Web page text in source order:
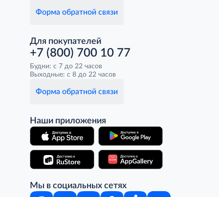
Форма обратной связи
Для покупателей
+7 (800) 700 10 77
Будни: с 7 до 22 часов
Выходные: с 8 до 22 часов
Форма обратной связи
Наши приложения
Мы в социальных сетях